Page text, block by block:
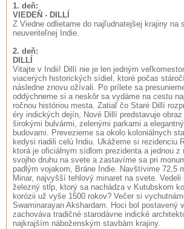
1. deň:
VIEDEŇ - DILLÍ
Z Viedne odlietame do najľudnatejšej krajiny na
neuveriteľnej Indie.
2. deň:
DILLÍ
Vitajte v Indii! Dillí nie je len jedným
viacerých historických sídiel, ktoré počas
následne znovu ožívali. Po prílete sa
oddýchneme si a neskôr sa vydáme na cestu
ročnou históriou mesta. Zatiaľ čo Staré Dillí
éry indických dejín, Nové Dillí predstavuje
širokými bulvármi, zelenými parkami a
budovami. Prevezieme sa okolo koloniálnych
kedysi riadili celú Indiu. Ukážeme si rezidenciu
ktorá je oficiálnym sídlom prezidenta a jednou
svojho druhu na svete a zastavíme sa pri
padlým vojakom, Bráne Indie. Navštívime 72,5
Minar, najvyšší tehlový minaret na svete.
železný stĺp, ktorý sa nachádza v Kutubskom
korózii už vyše 1500 rokov? Večer si
Swaminarayan Akshardam. Hoci bol postavený
zachováva tradičné starodávne indické
najkrajším náboženským stavbám krajiny.